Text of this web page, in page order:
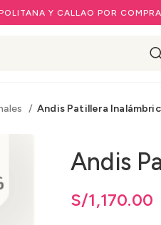
Y CALLAO POR
Andis Patillera
Andis
S/1,170.00